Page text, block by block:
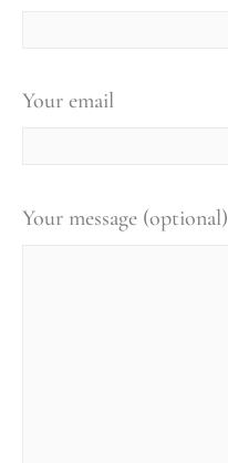
Your email
Your message (optional)